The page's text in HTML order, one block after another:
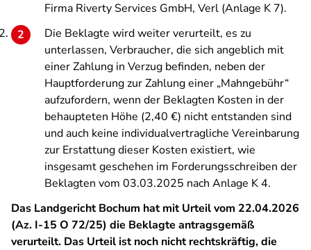
Firma Riverty Services GmbH, Verl (Anlage K 7).
Die Beklagte wird weiter verurteilt, es zu
unterlassen, Verbraucher, die sich angeblich mit
einer Zahlung in Verzug befinden, neben der
Hauptforderung zur Zahlung einer „Mahngebühr“
aufzufordern, wenn der Beklagten Kosten in der
behaupteten Höhe (2,40 €) nicht entstanden sind
und auch keine individualvertragliche Vereinbarung
zur Erstattung dieser Kosten existiert, wie
insgesamt geschehen im Forderungsschreiben der
Beklagten vom 03.03.2025 nach Anlage K 4.
Das Landgericht Bochum hat mit Urteil vom 22.04.2026
(Az. I-15 O 72/25) die Beklagte antragsgemäß
verurteilt. Das Urteil ist noch nicht rechtskräftig, die